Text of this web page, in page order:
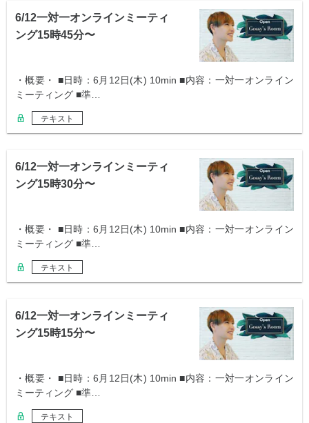
6/12一対一オンラインミーティ
ング15時45分〜
・概要・ ■日時：6月12日(木) 10min ■内容：一対一オンライン
ミーティング ■準…
テキスト
6/12一対一オンラインミーティ
ング15時30分〜
・概要・ ■日時：6月12日(木) 10min ■内容：一対一オンライン
ミーティング ■準…
テキスト
6/12一対一オンラインミーティ
ング15時15分〜
・概要・ ■日時：6月12日(木) 10min ■内容：一対一オンライン
ミーティング ■準…
テキスト